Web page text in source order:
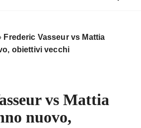
Frederic Vasseur vs Mattia
obiettivi vecchi
vs Mattia
nuovo,